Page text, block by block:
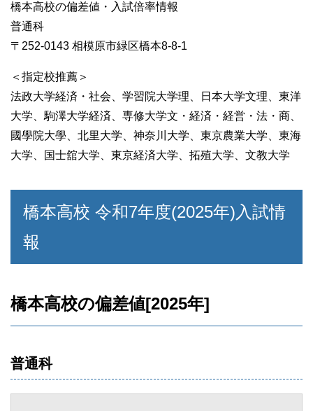
橋本高校の偏差値・入試倍率情報
普通科
〒252-0143 相模原市緑区橋本8-8-1
＜指定校推薦＞
法政大学経済・社会、学習院大学理、日本大学文理、東洋
大学、駒澤大学経済、専修大学文・経済・経営・法・商、
國學院大學、北里大学、神奈川大学、東京農業大学、東海
大学、国士舘大学、東京経済大学、拓殖大学、文教大学
橋本高校 令和7年度(2025年)入試情
報
橋本高校の偏差値[2025年]
普通科